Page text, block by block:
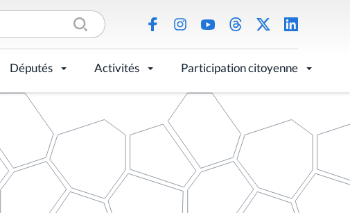
Députés Activités Participation citoyenne